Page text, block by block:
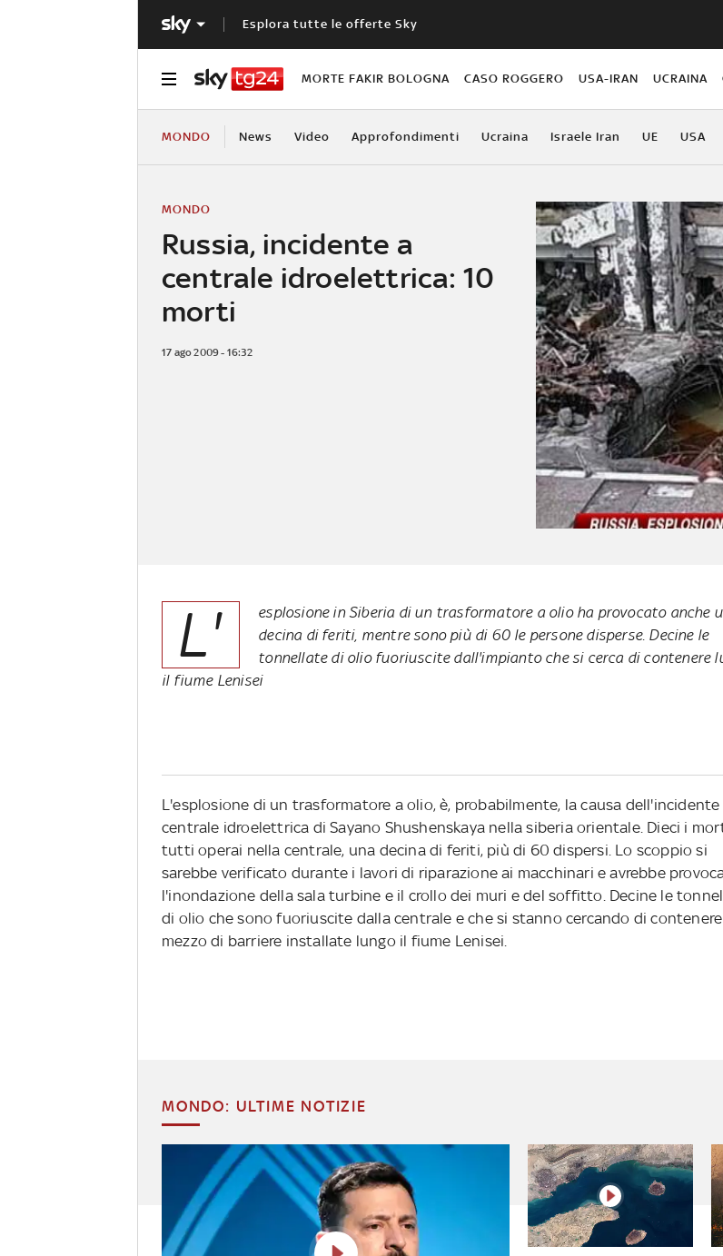
Esplora tutte le offerte Sky
MORTE FAKIR BOLOGNA CASO ROGGERO USA-IRAN UCRAINA
MONDO News Video Approfondimenti Ucraina Israele Iran UE USA
Russia, incidente a
centrale idroelettrica: 10
morti
MONDO
17 ago 2009 - 16:32
L'
esplosione in Siberia di un trasformatore a olio ha provocato anche
decina di feriti, mentre sono più di 60 le persone disperse. Decine le
tonnellate di olio fuoriuscite dall'impianto che si cerca di contenere
il fiume Lenisei
L'esplosione di un trasformatore a olio, è, probabilmente, la causa dell'incidente
centrale idroelettrica di Sayano Shushenskaya nella siberia orientale. Dieci i
tutti operai nella centrale, una decina di feriti, più di 60 dispersi. Lo scoppio si
sarebbe verificato durante i lavori di riparazione ai macchinari e avrebbe
l'inondazione della sala turbine e il crollo dei muri e del soffitto. Decine le
di olio che sono fuoriuscite dalla centrale e che si stanno cercando di
mezzo di barriere installate lungo il fiume Lenisei.
MONDO: ULTIME NOTIZIE